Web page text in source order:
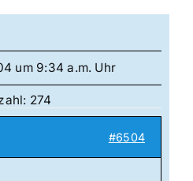
um 9:34 a.m. Uhr
274
#6504